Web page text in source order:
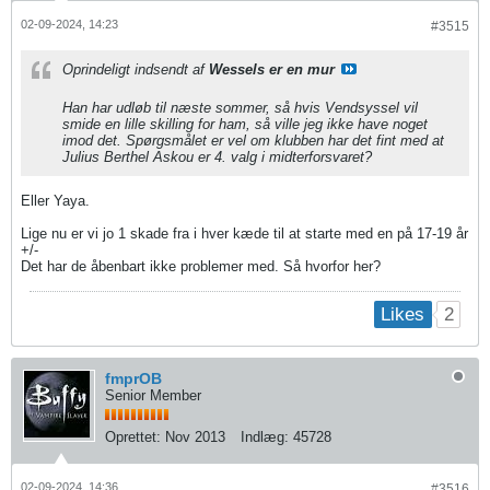
#3515
02-09-2024, 14:23
Oprindeligt indsendt af Wessels er en mur
Han har udløb til næste sommer, så hvis Vendsyssel vil
smide en lille skilling for ham, så ville jeg ikke have noget
imod det. Spørgsmålet er vel om klubben har det fint med at
Julius Berthel Askou er 4. valg i midterforsvaret?
Eller Yaya.
Lige nu er vi jo 1 skade fra i hver kæde til at starte med en på 17-19 år
+/-
Det har de åbenbart ikke problemer med. Så hvorfor her?
Likes 2
fmprOB
Senior Member
Oprettet: Nov 2013 Indlæg: 45728
02-09-2024, 14:36